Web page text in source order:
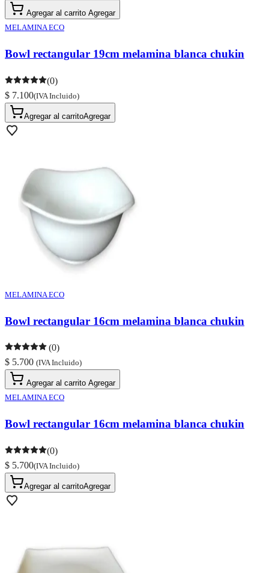
Agregar al carrito Agregar
MELAMINA ECO
Bowl rectangular 19cm melamina blanca chukin
(0)
$ 7.100(IVA Incluido)
Agregar al carritoAgregar
MELAMINA ECO
Bowl rectangular 16cm melamina blanca chukin
(0)
$ 5.700 (IVA Incluido)
Agregar al carrito Agregar
MELAMINA ECO
Bowl rectangular 16cm melamina blanca chukin
(0)
$ 5.700(IVA Incluido)
Agregar al carritoAgregar